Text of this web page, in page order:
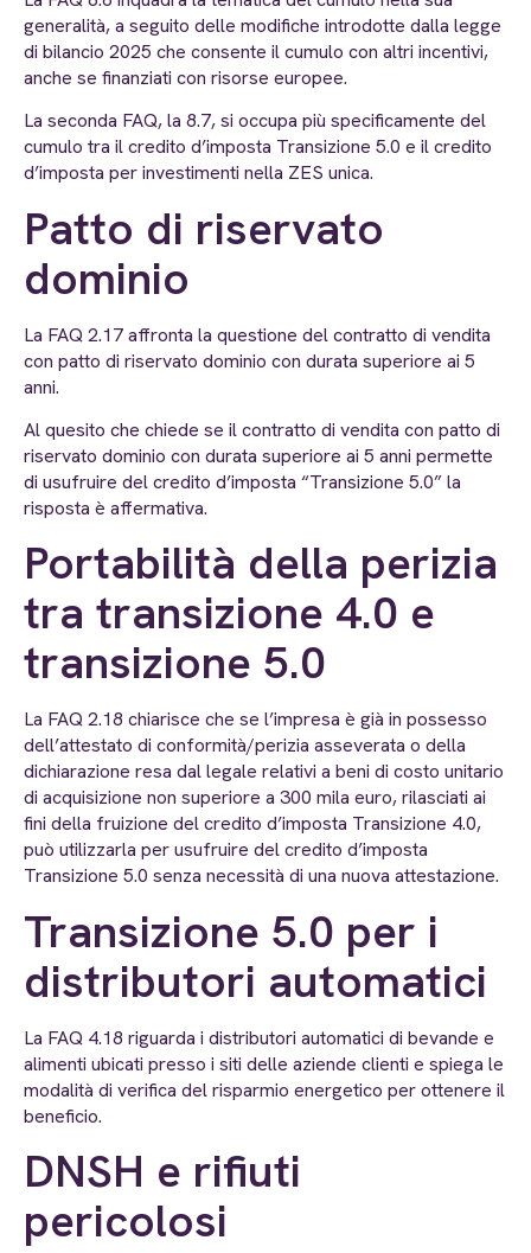
generalità, a seguito delle modifiche introdotte dalla legge
di bilancio 2025 che consente il cumulo con altri incentivi,
anche se finanziati con risorse europee.
La seconda FAQ, la 8.7, si occupa più specificamente del
cumulo tra il credito d’imposta Transizione 5.0 e il credito
d’imposta per investimenti nella ZES unica.
Patto di riservato
dominio
La FAQ 2.17 affronta la questione del contratto di vendita
con patto di riservato dominio con durata superiore ai 5
anni.
Al quesito che chiede se il contratto di vendita con patto di
riservato dominio con durata superiore ai 5 anni permette
di usufruire del credito d’imposta “Transizione 5.0” la
risposta è affermativa.
Portabilità della perizia
tra transizione 4.0 e
transizione 5.0
La FAQ 2.18 chiarisce che se l’impresa è già in possesso
dell’attestato di conformità/perizia asseverata o della
dichiarazione resa dal legale relativi a beni di costo unitario
di acquisizione non superiore a 300 mila euro, rilasciati ai
fini della fruizione del credito d’imposta Transizione 4.0,
può utilizzarla per usufruire del credito d’imposta
Transizione 5.0 senza necessità di una nuova attestazione.
Transizione 5.0 per i
distributori automatici
La FAQ 4.18 riguarda i distributori automatici di bevande e
alimenti ubicati presso i siti delle aziende clienti e spiega le
modalità di verifica del risparmio energetico per ottenere il
beneficio.
DNSH e rifiuti
pericolosi